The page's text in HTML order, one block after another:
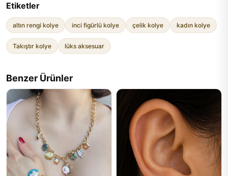
Etiketler
altın rengi kolye inci figürlü kolye çelik kolye kadın kolye
Takıştır kolye lüks aksesuar
Benzer Ürünler